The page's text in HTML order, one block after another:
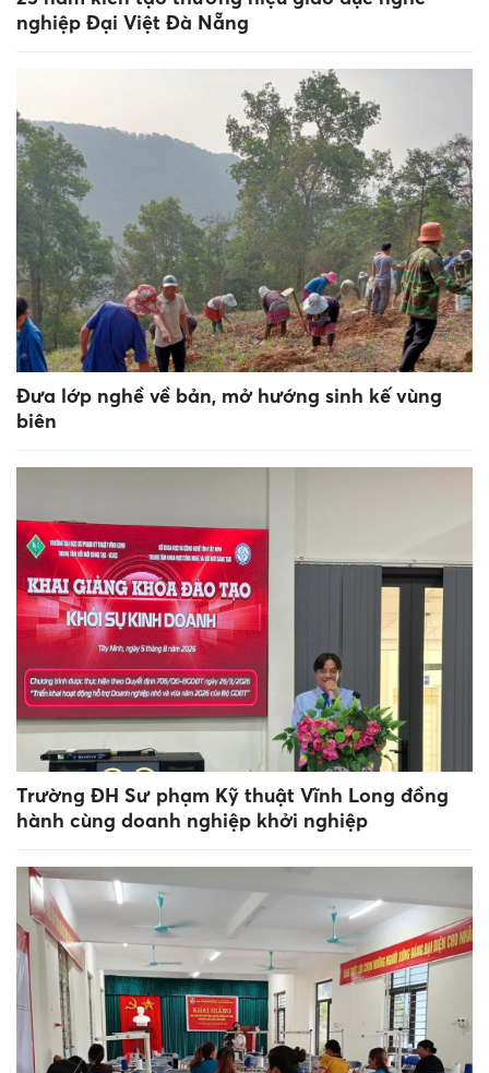
nghiệp Đại Việt Đà Nẵng
Đưa lớp nghề về bản, mở hướng sinh kế vùng
biên
Trường ĐH Sư phạm Kỹ thuật Vĩnh Long đồng
hành cùng doanh nghiệp khởi nghiệp